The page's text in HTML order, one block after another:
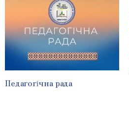
Педагогічна рада